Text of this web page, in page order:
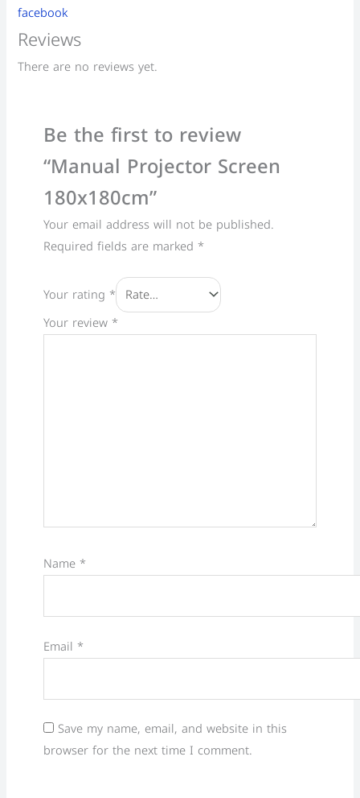
facebook
Reviews
There are no reviews yet.
Be the first to review
“Manual Projector Screen
180x180cm”
Your email address will not be published.
Required fields are marked *
Your rating *
Your review*
Name*
Email *
Save my name, email, and website in this
browser for the next time I comment.